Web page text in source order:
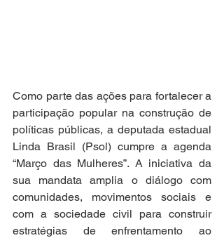
Como parte das ações para fortalecer a
participação popular na construção de
políticas públicas, a deputada estadual
Linda Brasil (Psol) cumpre a agenda
“Março das Mulheres”. A iniciativa da
sua mandata amplia o diálogo com
comunidades, movimentos sociais e
com a sociedade civil para construir
estratégias de enfrentamento ao